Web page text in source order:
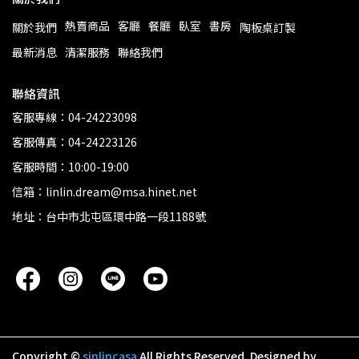
關於我們 熱賣商品 客廳 餐廳 臥室 書房 陶板桌訂製
最新消息 清潔服務 聯絡我們
聯絡資訊
客服專線：04-24223098
客服傳真：04-24223126
客服時間：10:00-19:00
信箱：linlin.dream@msa.hinet.net
地址：台中市北屯區環中路一段1188號
Copyright © sinlincasa All Rights Reserved. Designed by